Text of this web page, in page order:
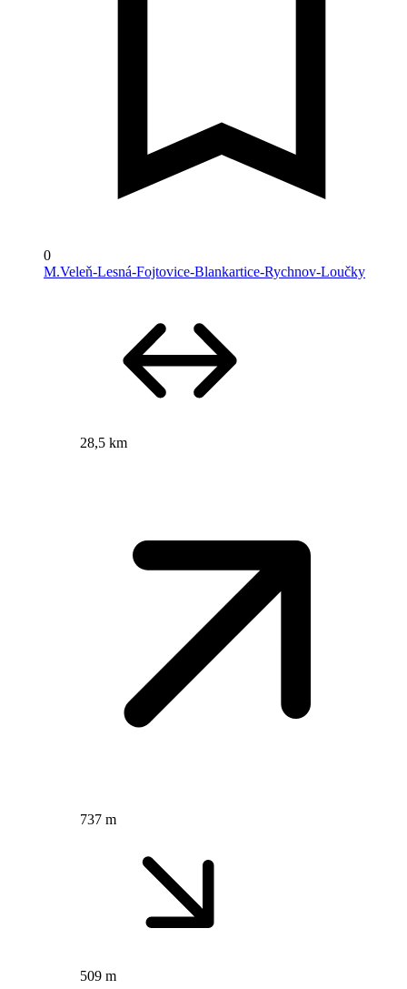
0
M.Veleň-Lesná-Fojtovice-Blankartice-Rychnov-Loučky
28,5 km
737 m
509 m